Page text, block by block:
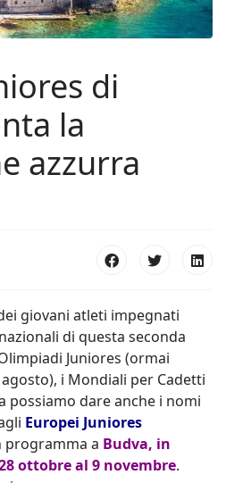
di
la
azzurra
giovani atleti impegnati
di questa seconda
Juniores (ormai
i Mondiali per Cadetti
possiamo dare anche i nomi
Europei Juniores
programma a Budva, in
ottobre al 9 novembre.